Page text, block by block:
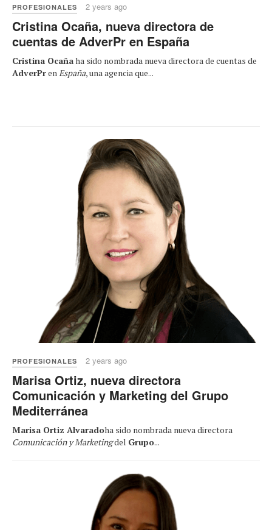
PROFESIONALES 2 years ago
Cristina Ocaña, nueva directora de
cuentas de AdverPr en España
Cristina Ocañaha sido nombrada nueva directora de cuentas de
AdverPrenEspaña, una agencia que...
PROFESIONALES 2 years ago
Marisa Ortiz, nueva directora
Comunicación y Marketing del Grupo
Mediterránea
Marisa Ortiz Alvaradoha sido nombrada nueva directora
Comunicación y Marketingdel Grupo...